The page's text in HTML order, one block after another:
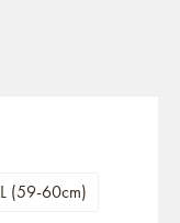
L (59-60cm)